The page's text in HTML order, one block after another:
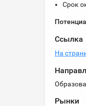
Срок
Ссылка
На
Рынки